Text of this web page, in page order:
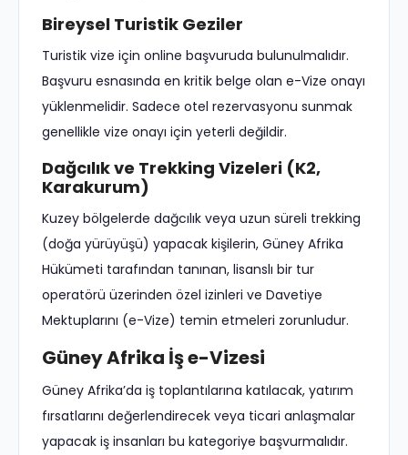
Bireysel Turistik Geziler
Turistik vize için online başvuruda bulunulmalıdır.
Başvuru esnasında en kritik belge olan e-Vize onayı
yüklenmelidir. Sadece otel rezervasyonu sunmak
genellikle vize onayı için yeterli değildir.
Dağcılık ve Trekking Vizeleri (K2,
Karakurum)
Kuzey bölgelerde dağcılık veya uzun süreli trekking
(doğa yürüyüşü) yapacak kişilerin, Güney Afrika
Hükümeti tarafından tanınan, lisanslı bir tur
operatörü üzerinden özel izinleri ve Davetiye
Mektuplarını (e-Vize) temin etmeleri zorunludur.
Güney Afrika İş e-Vizesi
Güney Afrika’da iş toplantılarına katılacak, yatırım
fırsatlarını değerlendirecek veya ticari anlaşmalar
yapacak iş insanları bu kategoriye başvurmalıdır.